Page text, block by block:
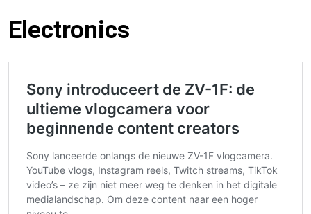
Electronics